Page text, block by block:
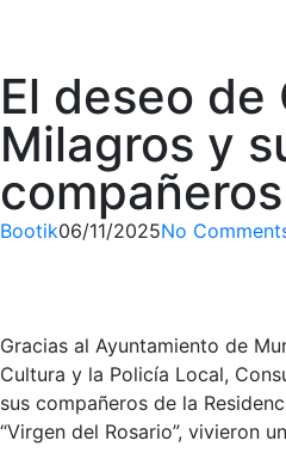
El deseo de
Milagros y
compañeros
Bootik06/11/2025No
Gracias al Ayuntamiento de
Cultura y la Policía Local,
sus compañeros de la
“Virgen del Rosario”, vivieron